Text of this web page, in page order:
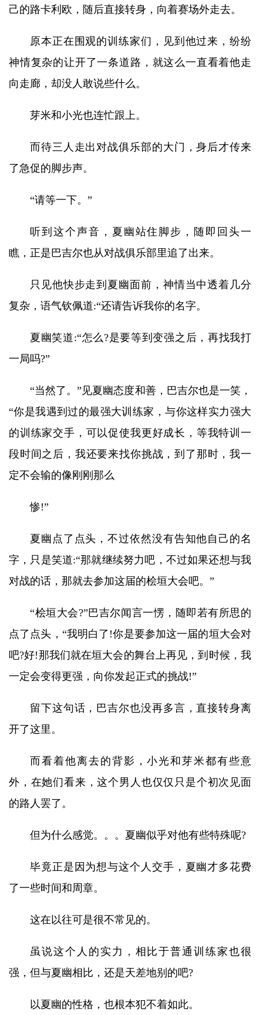
己的路卡利欧，随后直接转身，向着赛场外走去。
原本正在围观的训练家们，见到他过来，纷纷
神情复杂的让开了一条道路，就这么一直看着他走
向走廊，却没人敢说些什么。
芽米和小光也连忙跟上。
而待三人走出对战俱乐部的大门，身后才传来
了急促的脚步声。
“请等一下。”
听到这个声音，夏幽站住脚步，随即回头一
瞧，正是巴吉尔也从对战俱乐部里追了出来。
只见他快步走到夏幽面前，神情当中透着几分
复杂，语气钦佩道:“还请告诉我你的名字。
夏幽笑道:“怎么?是要等到变强之后，再找我打
一局吗?”
“当然了。”见夏幽态度和善，巴吉尔也是一笑，
“你是我遇到过的最强大训练家，与你这样实力强大
的训练家交手，可以促使我更好成长，等我特训一
段时间之后，我还要来找你挑战，到了那时，我一
定不会输的像刚刚那么
惨!”
夏幽点了点头，不过依然没有告知他自己的名
字，只是笑道:“那就继续努力吧，不过如果还想与我
对战的话，那就去参加这届的桧垣大会吧。”
“桧垣大会?”巴吉尔闻言一愣，随即若有所思的
点了点头，“我明白了!你是要参加这一届的垣大会对
吧?好!那我们就在垣大会的舞台上再见，到时候，我
一定会变得更强，向你发起正式的挑战!”
留下这句话，巴吉尔也没再多言，直接转身离
开了这里。
而看着他离去的背影，小光和芽米都有些意
外，在她们看来，这个男人也仅仅只是个初次见面
的路人罢了。
但为什么感觉。。。夏幽似乎对他有些特殊呢?
毕竟正是因为想与这个人交手，夏幽才多花费
了一些时间和周章。
这在以往可是很不常见的。
虽说这个人的实力，相比于普通训练家也很
强，但与夏幽相比，还是天差地别的吧?
以夏幽的性格，也根本犯不着如此。